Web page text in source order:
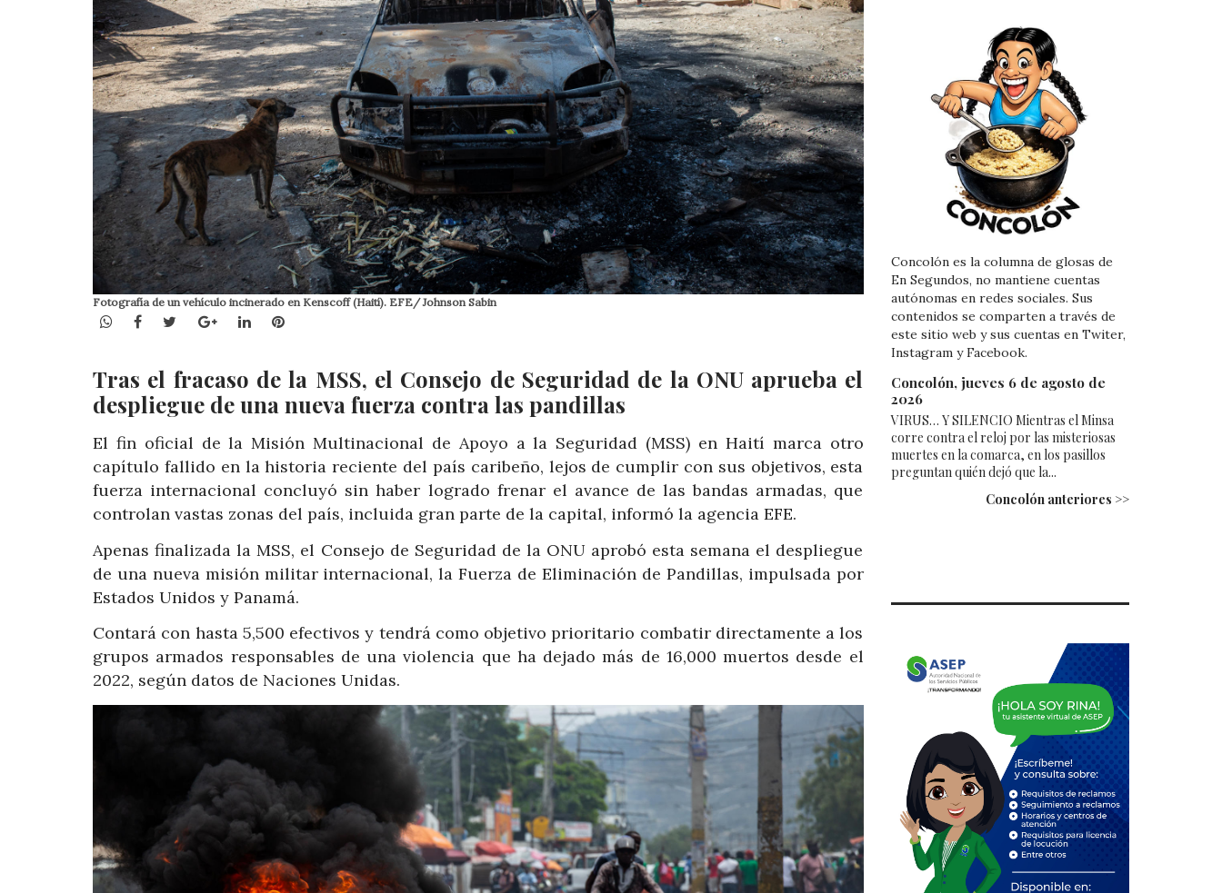
Fotografía de un vehículo incinerado en Kenscoff (Haití). EFE/ Johnson Sabin
WhatsApp
Facebook
TwitterGoogle+LinkedInPinterest
Tras el fracaso de la MSS, el Consejo de Seguridad de la ONU aprueba el
despliegue de una nueva fuerza contra las pandillas
El fin oficial de la Misión Multinacional de Apoyo a la Seguridad (MSS) en Haití marca otro
capítulo fallido en la historia reciente del país caribeño, lejos de cumplir con sus objetivos, esta
fuerza internacional concluyó sin haber logrado frenar el avance de las bandas armadas, que
controlan vastas zonas del país, incluida gran parte de la capital, informó la agencia EFE.
Apenas finalizada la MSS, el Consejo de Seguridad de la ONU aprobó esta semana el despliegue
de una nueva misión militar internacional, la Fuerza de Eliminación de Pandillas, impulsada por
Estados Unidos y Panamá.
Contará con hasta 5,500 efectivos y tendrá como objetivo prioritario combatir directamente a los
grupos armados responsables de una violencia que ha dejado más de 16,000 muertos desde el
2022, según datos de Naciones Unidas.
Concolón es la columna de glosas de
En Segundos, no mantiene cuentas
autónomas en redes sociales. Sus
contenidos se comparten a través de
este sitio web y sus cuentas en Twiter,
Instagram y Facebook.
Concolón, jueves 6 de agosto de
2026
VIRUS… Y SILENCIO Mientras el Minsa
corre contra el reloj por las misteriosas
muertes en la comarca, en los pasillos
preguntan quién dejó que la...
Concolón anteriores >>